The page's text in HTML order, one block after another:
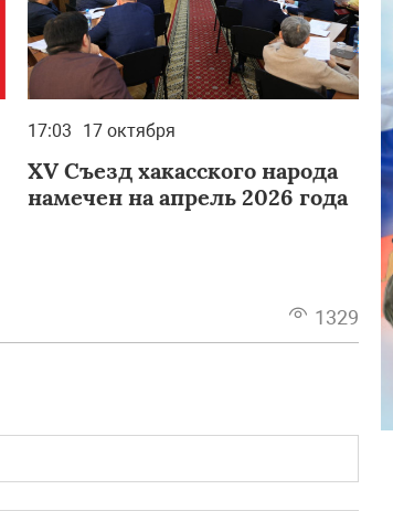
17:03 17 октября
XV Съезд хакасского народа
намечен на апрель 2026 года
1329